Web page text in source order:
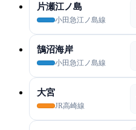
片瀬江ノ島
小田急江ノ島線
鵠沼海岸
小田急江ノ島線
大宮
JR高崎線